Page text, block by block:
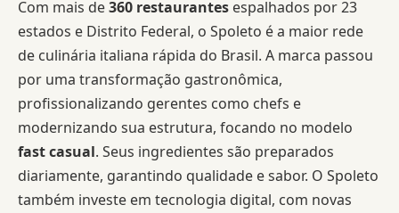
Com mais de360 restaurantes espalhados por 23
estados e Distrito Federal, o Spoleto é a maior rede
de culinária italiana rápida do Brasil. A marca passou
por uma transformação gastronômica,
profissionalizando gerentes como chefs e
modernizando sua estrutura, focando no modelo
fast casual. Seus ingredientes são preparados
diariamente, garantindo qualidade e sabor. O Spoleto
também investe em tecnologia digital, com novas